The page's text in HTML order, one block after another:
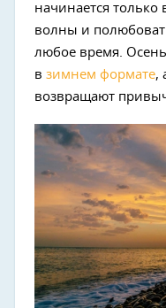
начинается
волны и
любое время.
в зимнем формате,
возвращают